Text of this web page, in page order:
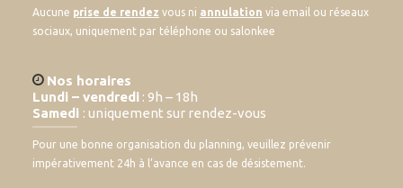
Aucune prise de rendez vous ni annulation via email ou réseaux
sociaux, uniquement par téléphone ou salonkee
Nos horaires
Lundi – vendredi : 9h – 18h
Samedi : uniquement sur rendez-vous
Pour une bonne organisation du planning, veuillez prévenir
impérativement 24h à l’avance en cas de désistement.